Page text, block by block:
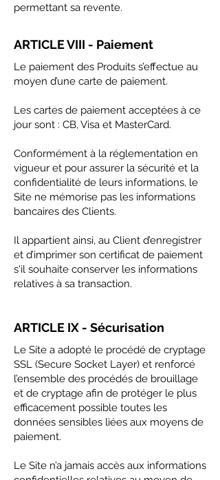
permettant sa revente.
ARTICLE VIII - Paiement
Le paiement des Produits s’effectue au
moyen d’une carte de paiement.
Les cartes de paiement acceptées à ce
jour sont : CB, Visa et MasterCard.
Conformément à la réglementation en
vigueur et pour assurer la sécurité et la
confidentialité de leurs informations, le
Site ne mémorise pas les informations
bancaires des Clients.
Il appartient ainsi, au Client d’enregistrer
et d’imprimer son certificat de paiement
s'il souhaite conserver les informations
relatives à sa transaction.
ARTICLE IX - Sécurisation
Le Site a adopté le procédé de cryptage
SSL (Secure Socket Layer) et renforcé
l’ensemble des procédés de brouillage
et de cryptage afin de protéger le plus
efficacement possible toutes les
données sensibles liées aux moyens de
paiement.
Le Site n’a jamais accès aux informations